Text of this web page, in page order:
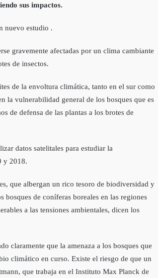
sus impactos.
nuevo estudio .
gravemente afectadas por un clima cambiante
de insectos.
de la envoltura climática, tanto en el sur como
la vulnerabilidad general de los bosques que es
de defensa de las plantas a los brotes de
datos satelitales para estudiar la
y 2018.
que albergan un rico tesoro de biodiversidad y
bosques de coníferas boreales en las regiones
a las tensiones ambientales, dicen los
claramente que la amenaza a los bosques que
climático en curso. Existe el riesgo de que un
que trabaja en el Instituto Max Planck de